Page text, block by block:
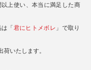
上使い、本当に満足した商
「 君にヒトメボレ 」で取り
いたします。